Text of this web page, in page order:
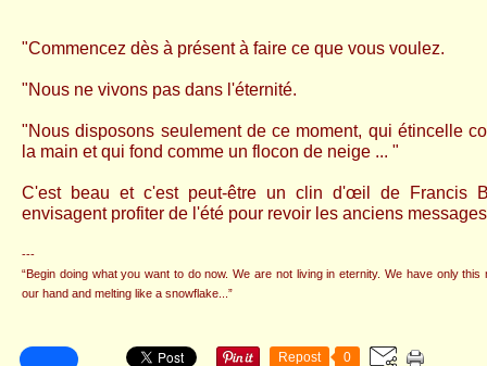
"Commencez dès à présent à faire ce que vous voulez.
"Nous ne vivons pas dans l'éternité.
"Nous disposons seulement de ce moment, qui étincelle
la main et qui fond comme un flocon de neige ... "
C'est beau et c'est peut-être un clin d'œil de Francis
envisagent profiter de l'été pour revoir les anciens
---
“Begin doing what you want to do now. We are not living in eternity. We have only
our hand and melting like a snowflake...”
Repost 0